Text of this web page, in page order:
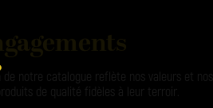
notre catalogue reflète nos valeurs et nos
de qualité fidèles à leur terroir.